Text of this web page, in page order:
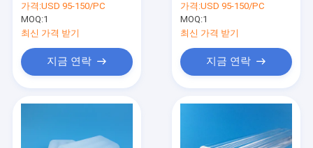
가격:USD 95-150/PC
MOQ:1
최신 가격 받기
지금 연락
가격:USD 95-150/PC
MOQ:1
최신 가격 받기
지금 연락